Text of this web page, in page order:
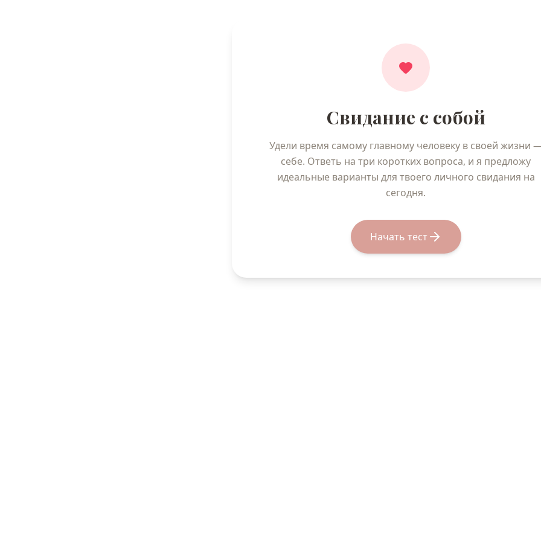
Свидание с собой
Удели время самому главному человеку в своей жизни
себе. Ответь на три коротких вопроса, и я предложу
идеальные варианты для твоего личного свидания на
сегодня.
Начать тест